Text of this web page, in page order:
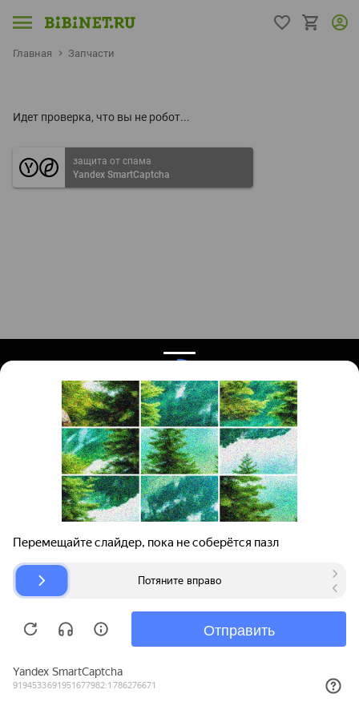
Главная Запчасти
Идет проверка, что вы не робот...
защита от спама
Yandex SmartCaptcha
Поиск запчастей
Для автокомпаний
Авторазборки
О проекте
Помощь
Карта сайта
© bibinet.ru - система поиска запчастей,
Copyright 2010-2026 Все права защищены